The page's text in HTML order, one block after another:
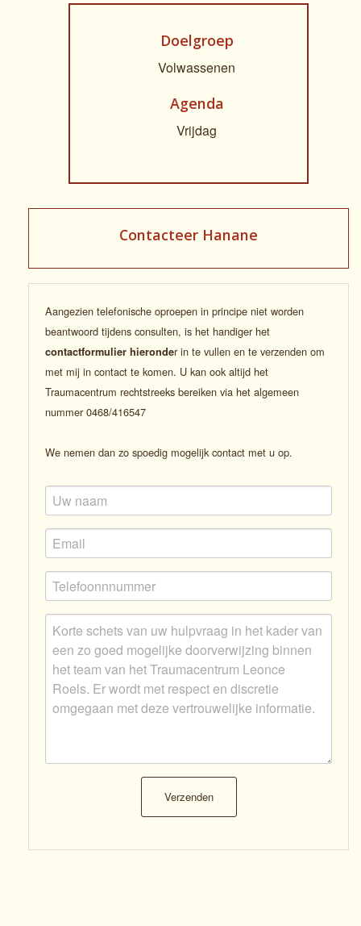
Doelgroep
Volwassenen
Agenda
Vrijdag
Contacteer Hanane
Aangezien telefonische oproepen in principe niet worden
beantwoord tijdens consulten, is het handiger het
contactformulier hieronder in te vullen en te verzenden om
met mij in contact te komen. U kan ook altijd het
Traumacentrum rechtstreeks bereiken via het algemeen
nummer 0468/416547
We nemen dan zo spoedig mogelijk contact met u op.
Verzenden